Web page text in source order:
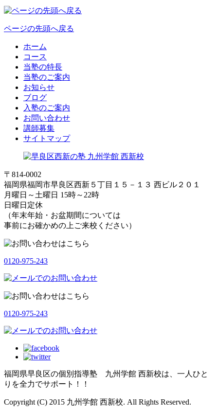
ページの先頭へ戻る
ホーム
コース
当塾の特長
当塾のご案内
お知らせ
ブログ
入塾のご案内
お問い合わせ
講師募集
サイトマップ
〒814-0002
福岡県福岡市早良区西新５丁目１５－１３ 西ビル２０１
月曜日～土曜日 15時～22時
日曜日定休
（年末年始・お盆期間については
事前にお確かめの上ご来校ください）
0120-975-243
0120-975-243
福岡県早良区の個別指導塾 九州学館 西新校は、一人ひと
りを全力でサポート！！
Copyright (C) 2015 九州学館 西新校. All Rights Reserved.